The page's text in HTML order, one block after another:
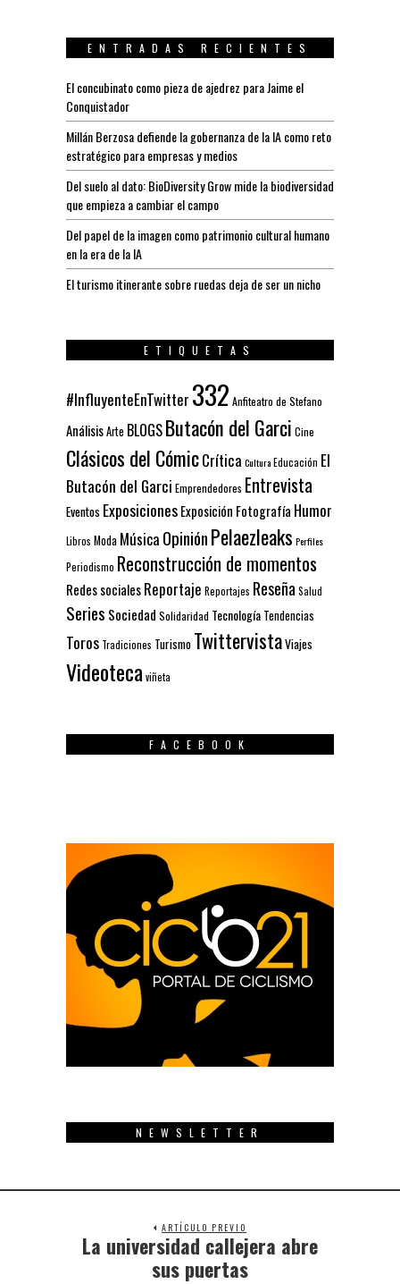
ENTRADAS RECIENTES
El concubinato como pieza de ajedrez para Jaime el
Conquistador
Millán Berzosa defiende la gobernanza de la IA como reto
estratégico para empresas y medios
Del suelo al dato: BioDiversity Grow mide la biodiversidad
que empieza a cambiar el campo
Del papel de la imagen como patrimonio cultural humano
en la era de la IA
El turismo itinerante sobre ruedas deja de ser un nicho
ETIQUETAS
#InfluyenteEnTwitter 332 Anfiteatro de Stefano
AnálisisArte BLOGSButacón del Garci Cine
Clásicos del CómicCrítica CulturaEducación El
Butacón del Garci Emprendedores Entrevista
Eventos ExposicionesExposición Fotografía Humor
Libros Moda Música OpiniónPelaezleaks Perfiles
Periodismo Reconstrucción de momentos
Redes socialesReportaje Reportajes Reseña Salud
Series Sociedad Solidaridad Tecnología Tendencias
Toros Tradiciones Turismo TwittervistaViajes
Videoteca viñeta
FACEBOOK
NEWSLETTER
ARTÍCULO PREVIO
Previous
post:
La universidad callejera abre
sus puertas